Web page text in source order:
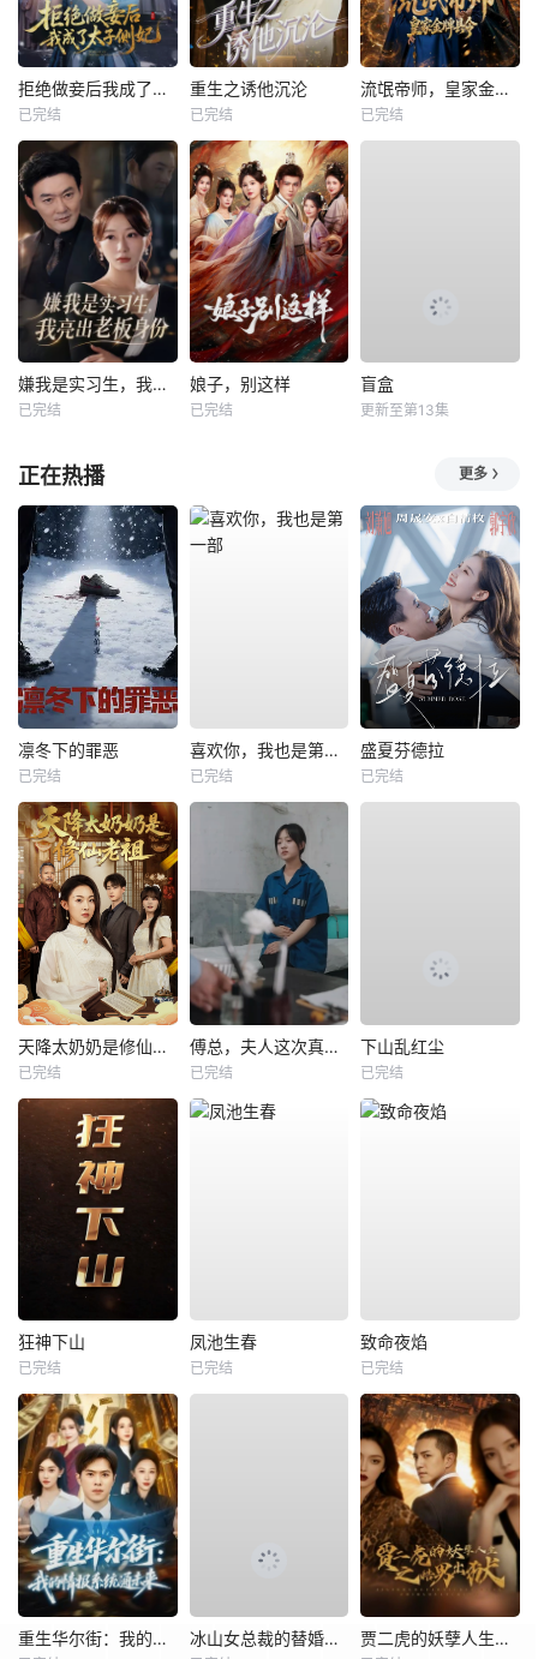
拒绝做妾后我成了太子侧妃
已完结
重生之诱他沉沦
已完结
流氓帝师，皇家金牌县令
已完结
嫌我是实习生，我亮出老板身份
已完结
娘子，别这样
已完结
盲盒
更新至第13集
正在热播 更多
凛冬下的罪恶
已完结
喜欢你，我也是第一部
已完结
盛夏芬德拉
已完结
天降太奶奶是修仙老祖
已完结
傅总，夫人这次真的死了
已完结
下山乱红尘
已完结
狂神下山
已完结
凤池生春
已完结
致命夜焰
已完结
重生华尔街：我的情报系统通未来 冰山女总裁的替婚兵王 贾二虎的妖孽人生之皓男出狱